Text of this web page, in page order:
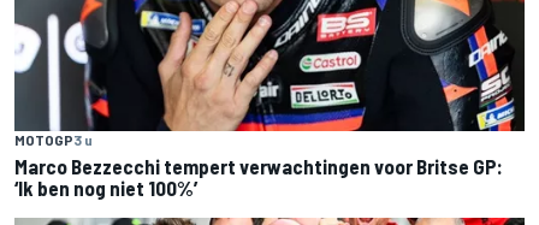
MOTOGP3 u
Marco Bezzecchi tempert verwachtingen voor Britse GP:
‘Ik ben nog niet 100%’